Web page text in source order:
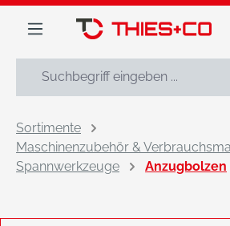
springen
Sortimente
Maschinenzubehör &
Spannwerkzeuge
Anzugbolzen